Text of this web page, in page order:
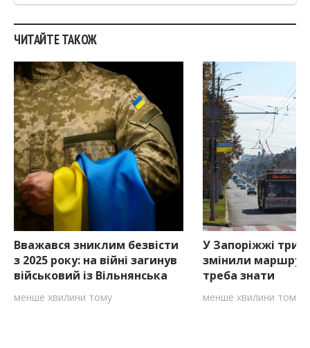
ЧИТАЙТЕ ТАКОЖ
Вважався зниклим безвісти
з 2025 року: на війні загинув
військовий із Вільнянська
менше хвилини тому
У Запоріжжі три
змінили
треба знати
менше хвилини тому